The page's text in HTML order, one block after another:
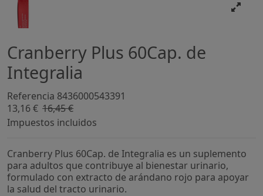
Cranberry Plus 60Cap. de
Integralia
Referencia 8436000543391
13,16 € 16,45 €
Impuestos incluidos
Cranberry Plus 60Cap. de Integralia es un suplemento
para adultos que contribuye al bienestar urinario,
formulado con extracto de arándano rojo para apoyar
la salud del tracto urinario.